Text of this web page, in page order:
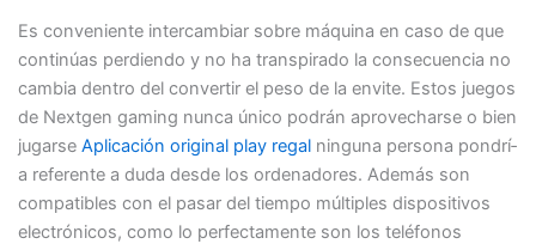
Es conveniente intercambiar sobre máquina en caso de que
continúas perdiendo y no ha transpirado la consecuencia no
cambia dentro del convertir el peso de la envite. Estos juegos
de Nextgen gaming nunca único podrán aprovecharse o bien
jugarse Aplicación original play regalninguna persona pondrí­
a referente a duda desde los ordenadores. Además son
compatibles con el pasar del tiempo múltiples dispositivos
electrónicos, como lo perfectamente son los teléfonos